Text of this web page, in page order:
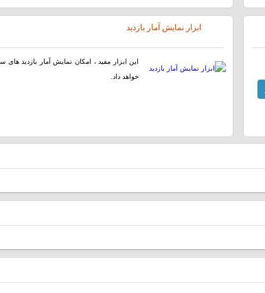
ابزار نمایش آمار بازدید
این ابزار مفید ، امکان نمایش آمار بازدید
خواهد داد.